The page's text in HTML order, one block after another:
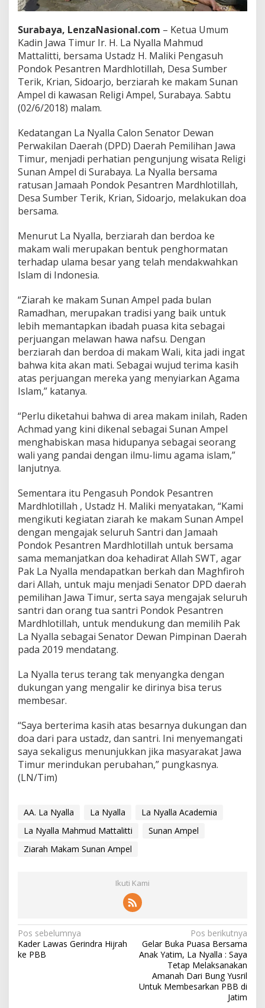
a
S
a
t
r
i
Surabaya, LenzaNasional.com – Ketua Umum
Kadin Jawa Timur Ir. H. La Nyalla Mahmud
Mattalitti, bersama Ustadz H. Maliki Pengasuh
Pondok Pesantren Mardhlotillah, Desa Sumber
Terik, Krian, Sidoarjo, berziarah ke makam Sunan
Ampel di kawasan Religi Ampel, Surabaya. Sabtu
(02/6/2018) malam.
Kedatangan La Nyalla Calon Senator Dewan
Perwakilan Daerah (DPD) Daerah Pemilihan Jawa
Timur, menjadi perhatian pengunjung wisata Religi
Sunan Ampel di Surabaya. La Nyalla bersama
ratusan Jamaah Pondok Pesantren Mardhlotillah,
Desa Sumber Terik, Krian, Sidoarjo, melakukan doa
bersama.
Menurut La Nyalla, berziarah dan berdoa ke
makam wali merupakan bentuk penghormatan
terhadap ulama besar yang telah mendakwahkan
Islam di Indonesia.
“Ziarah ke makam Sunan Ampel pada bulan
Ramadhan, merupakan tradisi yang baik untuk
lebih memantapkan ibadah puasa kita sebagai
perjuangan melawan hawa nafsu. Dengan
berziarah dan berdoa di makam Wali, kita jadi ingat
bahwa kita akan mati. Sebagai wujud terima kasih
atas perjuangan mereka yang menyiarkan Agama
Islam,” katanya.
“Perlu diketahui bahwa di area makam inilah, Raden
Achmad yang kini dikenal sebagai Sunan Ampel
menghabiskan masa hidupanya sebagai seorang
wali yang pandai dengan ilmu-limu agama islam,”
lanjutnya.
Sementara itu Pengasuh Pondok Pesantren
Mardhlotillah , Ustadz H. Maliki menyatakan, “Kami
mengikuti kegiatan ziarah ke makam Sunan Ampel
dengan mengajak seluruh Santri dan Jamaah
Pondok Pesantren Mardhlotillah untuk bersama
sama memanjatkan doa kehadirat Allah SWT, agar
Pak La Nyalla mendapatkan berkah dan Maghfiroh
dari Allah, untuk maju menjadi Senator DPD daerah
pemilihan Jawa Timur, serta saya mengajak seluruh
santri dan orang tua santri Pondok Pesantren
Mardhlotillah, untuk mendukung dan memilih Pak
La Nyalla sebagai Senator Dewan Pimpinan Daerah
pada 2019 mendatang.
La Nyalla terus terang tak menyangka dengan
dukungan yang mengalir ke dirinya bisa terus
membesar.
“Saya berterima kasih atas besarnya dukungan dan
doa dari para ustadz, dan santri. Ini menyemangati
saya sekaligus menunjukkan jika masyarakat Jawa
Timur merindukan perubahan,” pungkasnya.
(LN/Tim)
AA. La Nyalla La Nyalla
La Nyalla Academia
La Nyalla Mahmud Mattalitti
Sunan Ampel
Ziarah Makam Sunan Ampel
Ikuti Kami
N
a
Pos sebelumnya
Kader Lawas Gerindra Hijrah
ke PBB
Pos berikutnya
Gelar Buka Puasa Bersama
Anak Yatim, La Nyalla : Saya
Tetap Melaksanakan
Amanah Dari Bung Yusril
Untuk Membesarkan PBB di
Jatim